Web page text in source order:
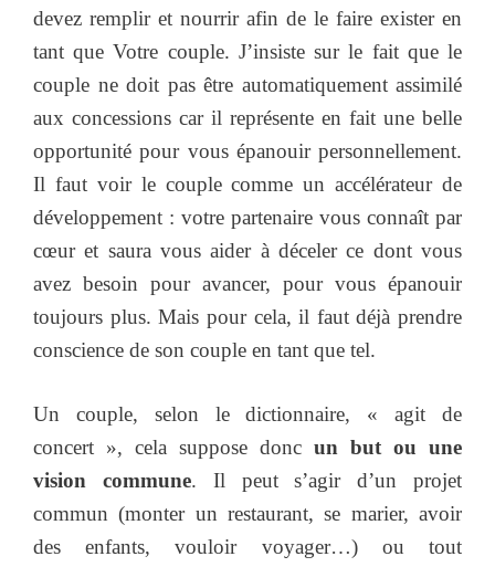
devez remplir et nourrir afin de le faire exister en
tant que Votre couple. J’insiste sur le fait que le
couple ne doit pas être automatiquement assimilé
aux concessions car il représente en fait une belle
opportunité pour vous épanouir personnellement.
Il faut voir le couple comme un accélérateur de
développement : votre partenaire vous connaît par
cœur et saura vous aider à déceler ce dont vous
avez besoin pour avancer, pour vous épanouir
toujours plus. Mais pour cela, il faut déjà prendre
conscience de son couple en tant que tel.
Un couple, selon le dictionnaire, « agit de
concert », cela suppose donc un but ou une
vision commune. Il peut s’agir d’un projet
commun (monter un restaurant, se marier, avoir
des enfants, vouloir voyager…) ou tout